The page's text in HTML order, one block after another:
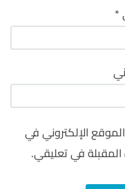
*
الإلكتروني في
في تعليقي.